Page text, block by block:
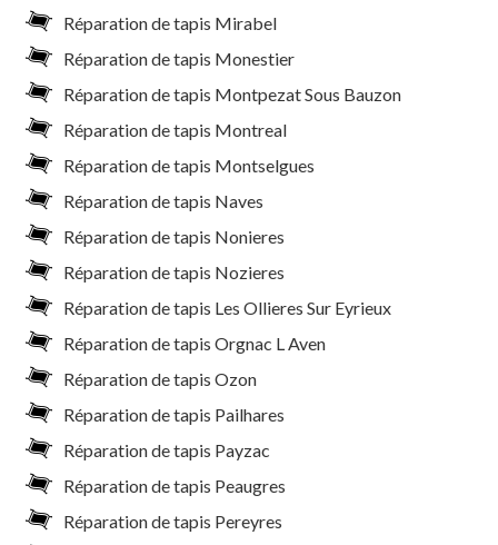
Réparation de tapis Mirabel
Réparation de tapis Monestier
Réparation de tapis Montpezat Sous Bauzon
Réparation de tapis Montreal
Réparation de tapis Montselgues
Réparation de tapis Naves
Réparation de tapis Nonieres
Réparation de tapis Nozieres
Réparation de tapis Les Ollieres Sur Eyrieux
Réparation de tapis Orgnac L Aven
Réparation de tapis Ozon
Réparation de tapis Pailhares
Réparation de tapis Payzac
Réparation de tapis Peaugres
Réparation de tapis Pereyres